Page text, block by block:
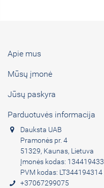
Apie mus
Mūsų įmonė
Jūsų paskyra
Parduotuvės informacija
Dauksta UAB
Pramonės pr. 4
51329, Kaunas, Lietuva
Įmonės kodas: 134419433
PVM kodas: LT344194314
+37067299075